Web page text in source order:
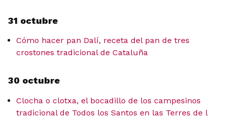
31 octubre
Cómo hacer pan Dalí, receta del pan de tres
crostones tradicional de Cataluña
30 octubre
Clocha o clotxa, el bocadillo de los campesinos
tradicional de Todos los Santos en las Terres de l